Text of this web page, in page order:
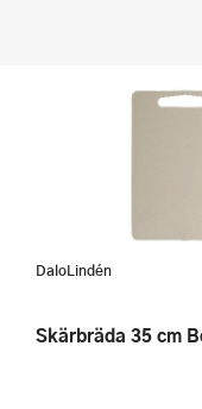
DaloLindén
Skärbräda 35 cm